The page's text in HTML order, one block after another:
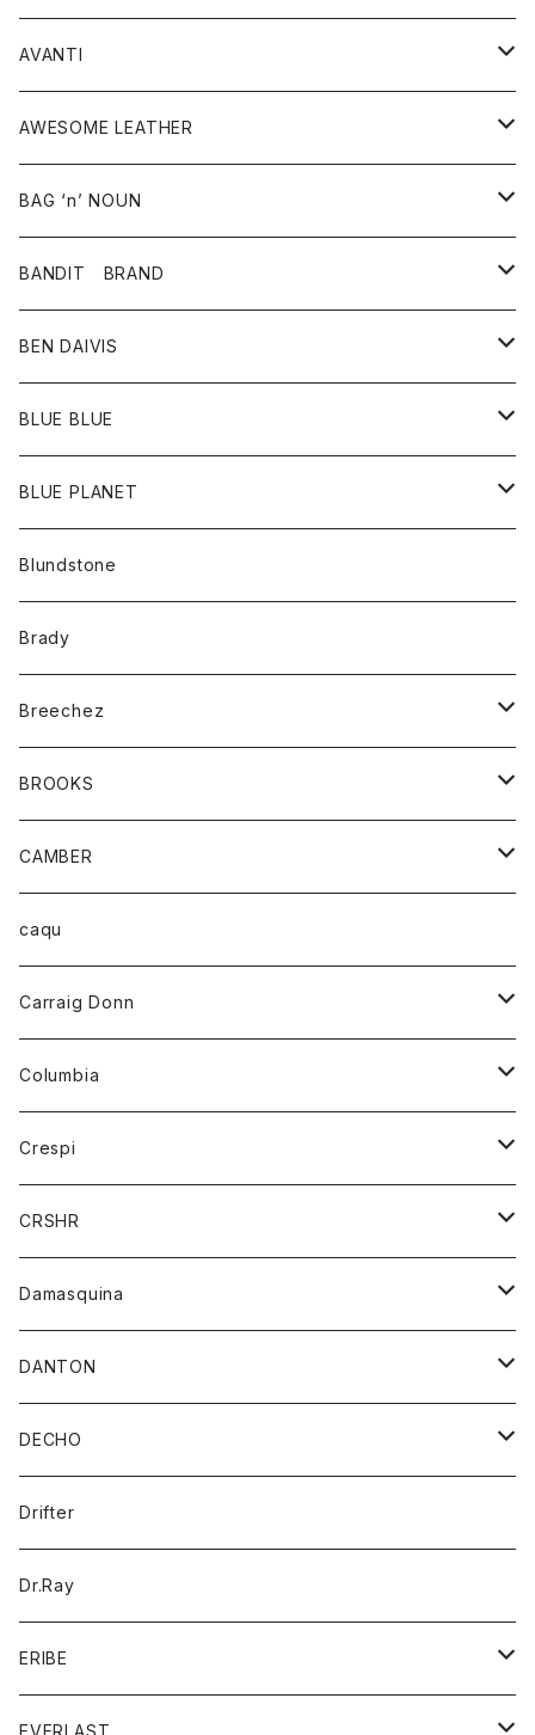
シューズ
アクセサリー
その他雑貨
ジャケット
ベスト
シャツ
ワンピース
ボトム
スカート
パンツ
グッズ
靴
ウォレット
バッグ
グッズ
靴
AVANTI
シャツ
AWESOME LEATHER
アウター
革ジャケット
BAG ‘n’ NOUN
アクセサリー
バッグ
ポーチ
BANDIT BRAND
トップス
Ｔシャツ
BEN DAIVIS
ポトム
パンツ
BLUE BLUE
アウター
カーディガン
コート
アクセサリー
バッグ
ベルト
キッズ
Tシャツ
グッズ
アンダーウェアー
カードホルダー
チーフ
バンダナ
トップス
カーディガン
トレーナー
パーカー
ボトム
オーバーオール
ショートパンツ
レディース
オーバーオール
カーディガン
Tシャツ
パーカー
BLUE PLANET
サングラス
Blundstone
Brady
Breechez
シャツ
BROOKS
グッズ
靴
CAMBER
トップス
ハーフスリーブTシャツ
caqu
Carraig Donn
ニット
Columbia
アウター
ジャケット
Crespi
ジャケット
ワンピース
ブラウス
CRSHR
キャップ
Damasquina
ウォレット
カードケース
バッグ
DANTON
アウター
コート
ジャケット
アクセサリー
バッグ
キッズ
シャツ
Tシャツ
グッズ
帽子
トップス
DECHO
帽子
Drifter
Dr.Ray
ERIBE
ニット
EVERLAST